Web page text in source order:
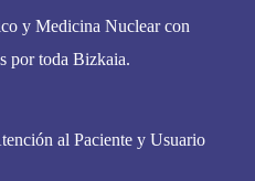
y Medicina Nuclear con
por toda Bizkaia.
al Paciente y Usuario